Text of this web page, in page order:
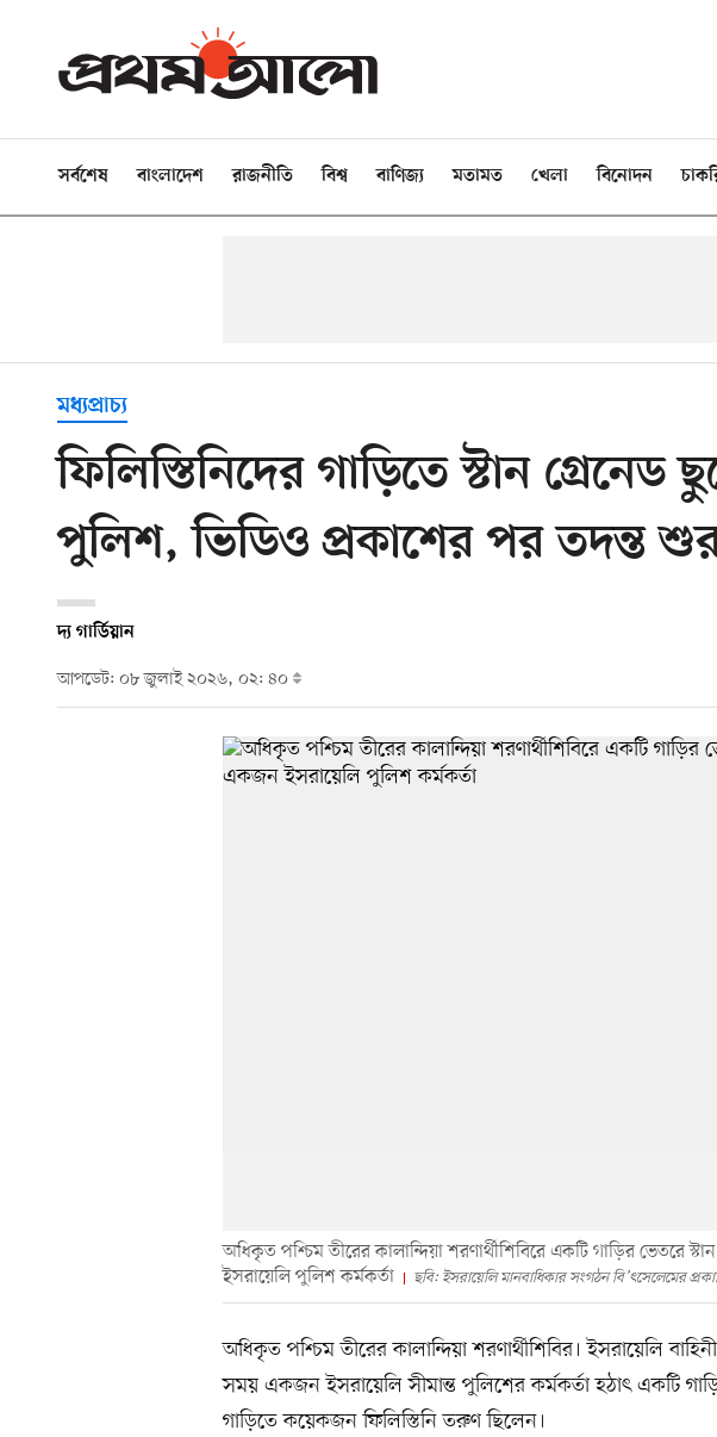
সর্বশেষ বাংলাদেশ রাজনীতি বিশ্ব বাণিজ্য মতামত খেলা বিনোদন
মধ্যপ্রাচ্য
ফিলিস্তিনিদের গাড়িতে স্টান গ্রেনেড
পুলিশ, ভিডিও প্রকাশের পর তদন্ত
দ্য গার্ডিয়ান
আপডেট: ০৮ জুলাই ২০২৬, ০২: ৪০
অধিকৃত পশ্চিম তীরের কালান্দিয়া শরণার্থীশিবিরে একটি গাড়ির ভেতরে
ইসরায়েলি পুলিশ কর্মকর্তা
ছবি: ইসরায়েলি মানবাধিকার সংগঠন বি’ৎসেলেমের
অধিকৃত পশ্চিম তীরের কালান্দিয়া শরণার্থীশিবির। ইসরায়েলি
সময় একজন ইসরায়েলি সীমান্ত পুলিশের কর্মকর্তা হঠাৎ একটি
গাড়িতে কয়েকজন ফিলিস্তিনি তরুণ ছিলেন।